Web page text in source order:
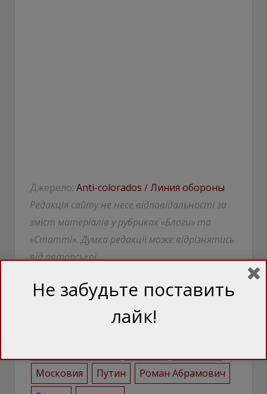
Джерело: Anti-colorados / Линия обороны
Редакція сайту не несе відповідальності за
зміст матеріалів у рубриках «Блоги» та
«Статті». Думка редакції може відрізнятись
від авторської.
Виктор Вексельберг
Московия
Путин
Роман Абрамович
Не забудьте поставить
лайк!